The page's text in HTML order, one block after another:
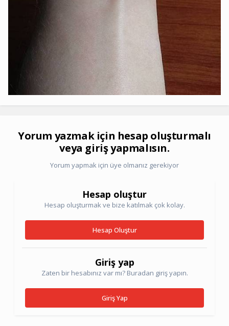
Yorum yazmak için hesap oluşturmalı
veya giriş yapmalısın.
Yorum yapmak için üye olmanız gerekiyor
Hesap oluştur
Hesap oluşturmak ve bize katılmak çok kolay.
Hesap Oluştur
Giriş yap
Zaten bir hesabınız var mı? Buradan giriş yapın.
Giriş Yap